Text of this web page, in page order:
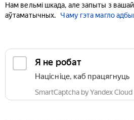
Нам вельмі шкада, але запыты з
аўтаматычных.
Чаму гэта магло
Я не робат
Націсніце, каб працягнуць
SmartCaptcha by Yandex Cloud